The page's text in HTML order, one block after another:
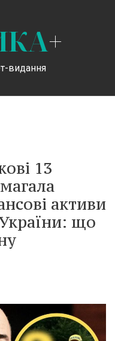
+
видання
13
активи
України: що